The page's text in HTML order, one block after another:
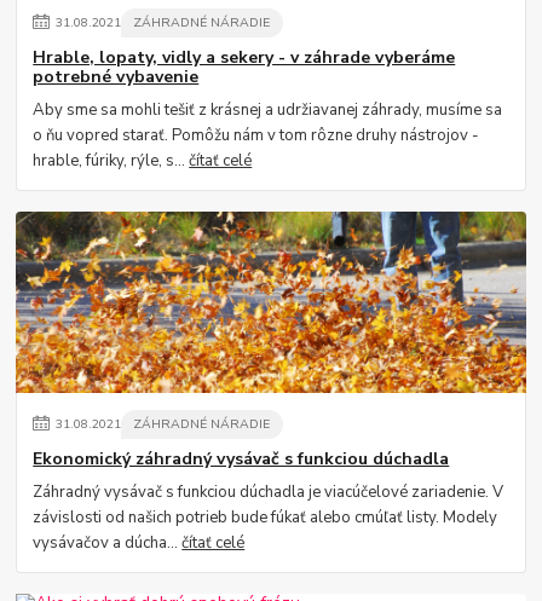
31.08.2021 ZÁHRADNÉ NÁRADIE
Hrable, lopaty, vidly a sekery - v záhrade vyberáme
potrebné vybavenie
Aby sme sa mohli tešiť z krásnej a udržiavanej záhrady, musíme sa
o ňu vopred starať. Pomôžu nám v tom rôzne druhy nástrojov -
hrable, fúriky, rýle, s...čítať celé
31.08.2021 ZÁHRADNÉ NÁRADIE
Ekonomický záhradný vysávač s funkciou dúchadla
Záhradný vysávač s funkciou dúchadla je viacúčelové zariadenie. V
závislosti od našich potrieb bude fúkať alebo cmúľať listy. Modely
vysávačov a dúcha...čítať celé